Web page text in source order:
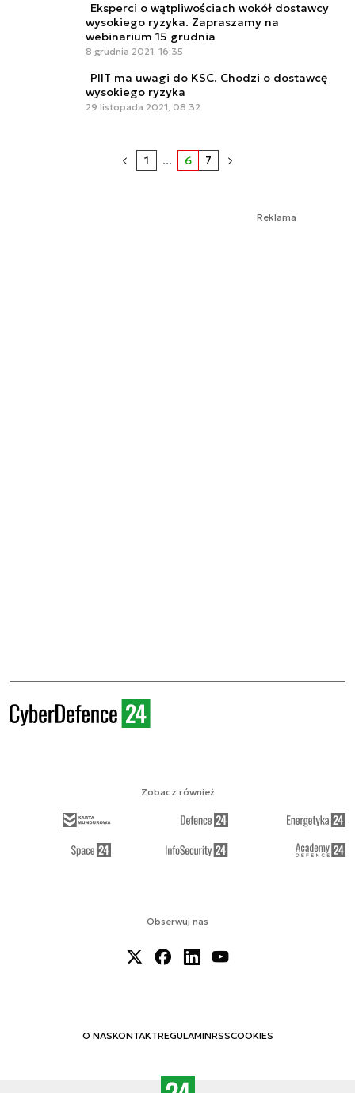
Eksperci o wątpliwościach wokół dostawcy
wysokiego ryzyka. Zapraszamy na
webinarium 15 grudnia
8 grudnia 2021, 16:35
PIIT ma uwagi do KSC. Chodzi o dostawcę
wysokiego ryzyka
29 listopada 2021, 08:32
1 ... 6 7
Reklama
Obserwuj nas
O NASKONTAKTREGULAMINRSSCOOKIES
Zobacz również